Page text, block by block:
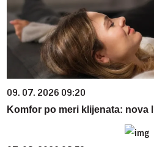
09. 07. 2026 09:20
Komfor po meri klijenata: nova